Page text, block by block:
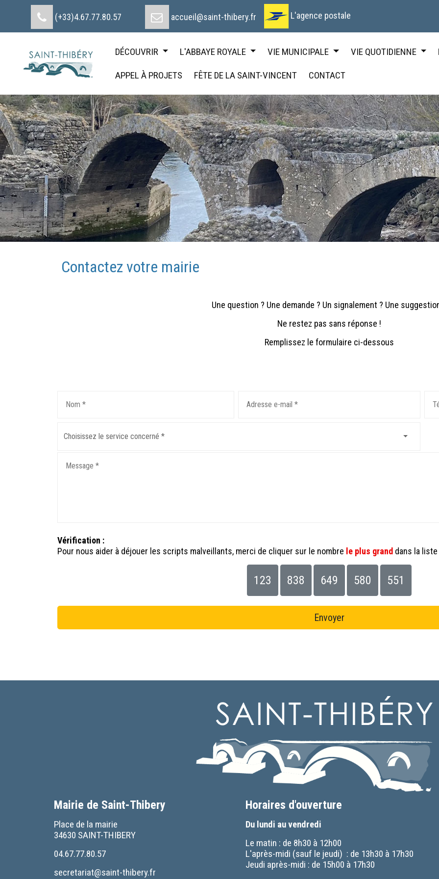
(+33)4.67.77.80.57 accueil@saint-thibery.fr L'agence postale
DÉCOUVRIR L'ABBAYE ROYALE VIE MUNICIPALE VIE QUOTIDIENNE
APPEL À PROJETS FÊTE DE LA SAINT-VINCENT CONTACT
Contactez votre mairie
Une question ? Une demande ? Un signalement ? Une
Ne restez pas sans réponse !
Remplissez le formulaire ci-dessous
Choisissez le service concerné *
Vérification :
Pour nous aider à déjouer les scripts malveillants, merci de cliquer sur le nombre le plus grand dans la
123 838 649 580 551
Envoyer
Mairie de Saint-Thibery
Place de la mairie
34630 SAINT-THIBERY
04.67.77.80.57
secretariat@saint-thibery.fr
Horaires d'ouverture
Du lundi au vendredi
Le matin : de 8h30 à 12h00
L'après-midi (sauf le jeudi) : de 13h30 à 17h30
Jeudi après-midi : de 15h00 à 17h30
Cookies management panel